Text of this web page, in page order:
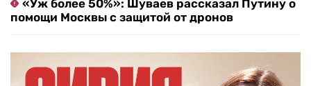
«Уж более 50%»: Шуваев рассказал Путину о
помощи Москвы с защитой от дронов